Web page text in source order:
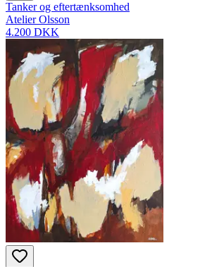
Tanker og eftertænksomhed
Atelier Olsson
4.200 DKK